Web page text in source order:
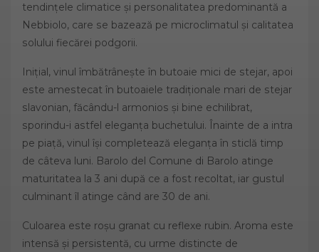
tendințele climatice și personalitatea predominantă a
Nebbiolo, care se bazează pe microclimatul și calitatea
solului fiecărei podgorii.
Inițial, vinul îmbătrânește în butoaie mici de stejar, apoi
este amestecat în butoaiele tradiționale mari de stejar
slavonian, făcându-l armonios și bine echilibrat,
sporindu-i astfel eleganța buchetului. Înainte de a intra
pe piață, vinul își completează eleganța în sticlă timp
de câteva luni. Barolo del Comune di Barolo atinge
maturitatea la 3 ani după ce a fost recoltat, iar gustul
culminant îl atinge când are 30 de ani.
Culoarea este roșu granat cu reflexe rubin. Aroma este
intensă și persistentă, cu urme distincte de